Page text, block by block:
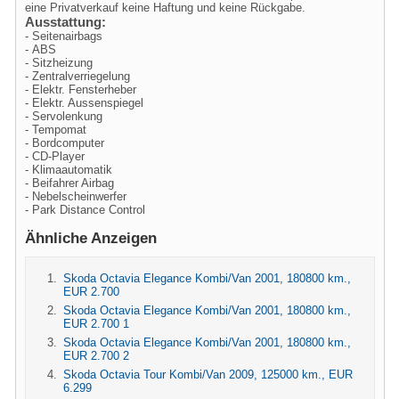
eine Privatverkauf keine Haftung und keine Rückgabe.
Ausstattung:
- Seitenairbags
- ABS
- Sitzheizung
- Zentralverriegelung
- Elektr. Fensterheber
- Elektr. Aussenspiegel
- Servolenkung
- Tempomat
- Bordcomputer
- CD-Player
- Klimaautomatik
- Beifahrer Airbag
- Nebelscheinwerfer
- Park Distance Control
Ähnliche Anzeigen
Skoda Octavia Elegance Kombi/Van 2001, 180800 km.,
EUR 2.700
Skoda Octavia Elegance Kombi/Van 2001, 180800 km.,
EUR 2.700 1
Skoda Octavia Elegance Kombi/Van 2001, 180800 km.,
EUR 2.700 2
Skoda Octavia Tour Kombi/Van 2009, 125000 km., EUR
6.299